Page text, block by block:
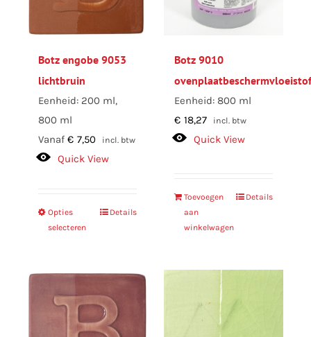
Botz engobe 9053
lichtbruin
Eenheid: 200 ml,
800 ml
Vanaf € 7,50 incl. btw
Quick View
Opties
selecterenproduct
meerdere
Deze
optie
Details
Botz 9010
Eenheid: 800 ml
€ 18,27 incl. btw
Quick View
Toevoegen
aan
winkelwagen
Details